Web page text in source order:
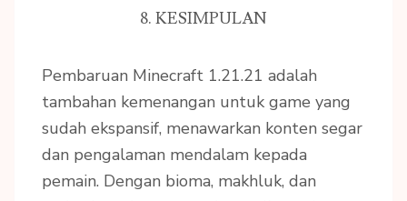
8. KESIMPULAN
Pembaruan Minecraft 1.21.21 adalah
tambahan kemenangan untuk game yang
sudah ekspansif, menawarkan konten segar
dan pengalaman mendalam kepada
pemain. Dengan bioma, makhluk, dan